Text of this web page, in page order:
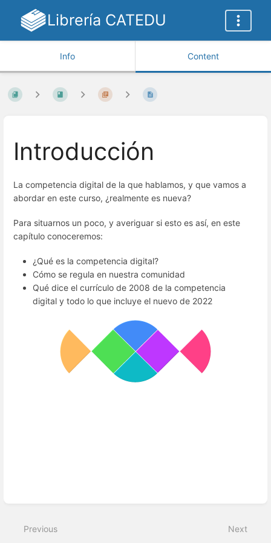
Librería CATEDU
Info Content
Introducción
La competencia digital de la que hablamos, y que vamos a
abordar en este curso, ¿realmente es nueva?
Para situarnos un poco, y averiguar si esto es así, en este
capítulo conoceremos:
¿Qué es la competencia digital?
Cómo se regula en nuestra comunidad
Qué dice el currículo de 2008 de la competencia
digital y todo lo que incluye el nuevo de 2022
Previous Next